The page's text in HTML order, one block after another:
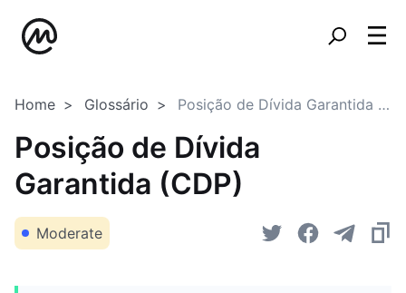
Home Glossário Posição de Dívida Garantida (CDP)
Posição de Dívida
Garantida (CDP)
Moderate